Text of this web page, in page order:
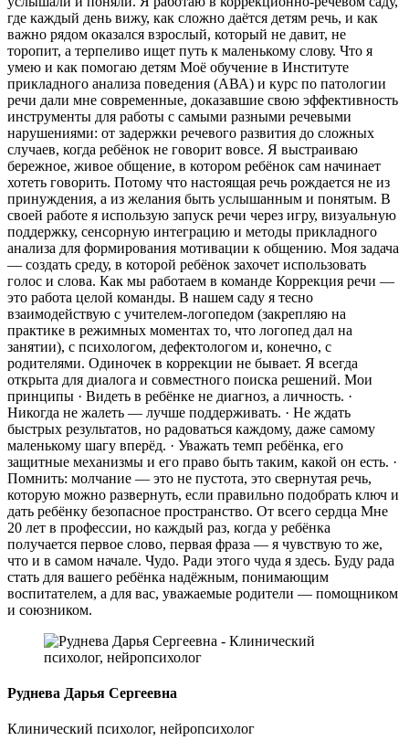
где каждый день вижу, как сложно даётся детям речь, и как
важно рядом оказался взрослый, который не давит, не
торопит, а терпеливо ищет путь к маленькому слову. Что я
умею и как помогаю детям Моё обучение в Институте
прикладного анализа поведения (АВА) и курс по патологии
речи дали мне современные, доказавшие свою эффективность
инструменты для работы с самыми разными речевыми
нарушениями: от задержки речевого развития до сложных
случаев, когда ребёнок не говорит вовсе. Я выстраиваю
бережное, живое общение, в котором ребёнок сам начинает
хотеть говорить. Потому что настоящая речь рождается не из
принуждения, а из желания быть услышанным и понятым. В
своей работе я использую запуск речи через игру, визуальную
поддержку, сенсорную интеграцию и методы прикладного
анализа для формирования мотивации к общению. Моя задача
— создать среду, в которой ребёнок захочет использовать
голос и слова. Как мы работаем в команде Коррекция речи —
это работа целой команды. В нашем саду я тесно
взаимодействую с учителем-логопедом (закрепляю на
практике в режимных моментах то, что логопед дал на
занятии), с психологом, дефектологом и, конечно, с
родителями. Одиночек в коррекции не бывает. Я всегда
открыта для диалога и совместного поиска решений. Мои
принципы · Видеть в ребёнке не диагноз, а личность. ·
Никогда не жалеть — лучше поддерживать. · Не ждать
быстрых результатов, но радоваться каждому, даже самому
маленькому шагу вперёд. · Уважать темп ребёнка, его
защитные механизмы и его право быть таким, какой он есть. ·
Помнить: молчание — это не пустота, это свернутая речь,
которую можно развернуть, если правильно подобрать ключ и
дать ребёнку безопасное пространство. От всего сердца Мне
20 лет в профессии, но каждый раз, когда у ребёнка
получается первое слово, первая фраза — я чувствую то же,
что и в самом начале. Чудо. Ради этого чуда я здесь. Буду рада
стать для вашего ребёнка надёжным, понимающим
воспитателем, а для вас, уважаемые родители — помощником
и союзником.
Руднева Дарья Сергеевна
Клинический психолог, нейропсихолог